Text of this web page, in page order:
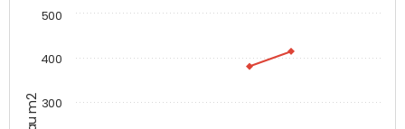
300
400
500